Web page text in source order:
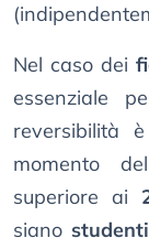
Nel caso dei
essenziale
reversibilità
momento
superiore ai
siano studenti